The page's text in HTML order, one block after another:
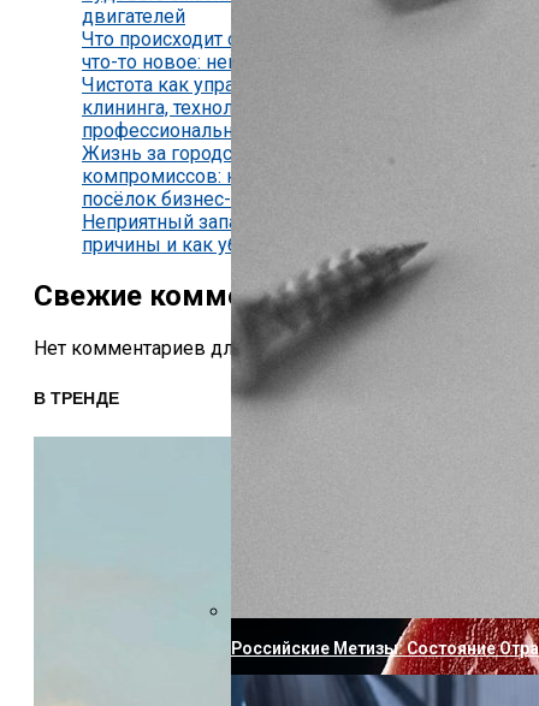
Российские Метизы: Состояние
двигателей
Что происходит с мозгом, когда мы изучаем
что-то новое: нейробиология обучения
Чистота как управляемый процесс: виды
клининга, технологии и критерии
профессиональной уборки
Жизнь за городской чертой без бытовых
компромиссов: как устроен коттеджный
посёлок бизнес-класса
Неприятный запах из кондиционера —
причины и как убрать
Свежие комментарии
Нет комментариев для просмотра.
В ТРЕНДЕ